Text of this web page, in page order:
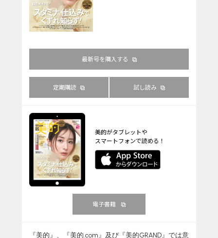
最新号を購入する
定期購読 試し読み
美的がタブレットや
スマートフォンで読める！
電子書籍
『美的』、『美的.com』及び『美的GRAND』では意